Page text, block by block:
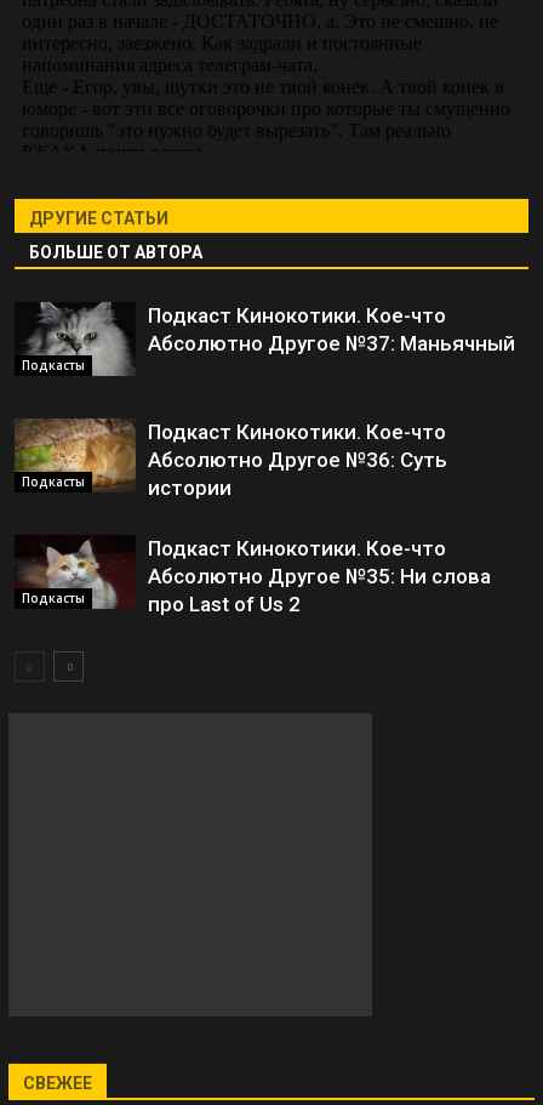
ДРУГИЕ СТАТЬИ
БОЛЬШЕ ОТ АВТОРА
Подкасты
Подкаст Кинокотики. Кое-что
Абсолютно Другое №37: Маньячный
Подкасты
Подкаст Кинокотики. Кое-что
Абсолютно Другое №36: Суть
истории
Подкасты
Подкаст Кинокотики. Кое-что
Абсолютно Другое №35: Ни слова
про Last of Us 2
СВЕЖЕЕ